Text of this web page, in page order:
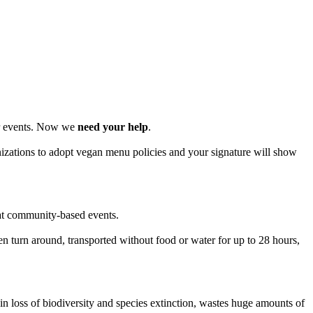
events. Now we need your help.
to adopt vegan menu policies and your signature will show
community-based events.
turn around, transported without food or water for up to 28 hours,
loss of biodiversity and species extinction, wastes huge amounts of